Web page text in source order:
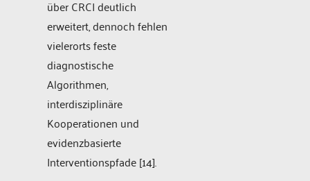
über CRCI deutlich
erweitert, dennoch fehlen
vielerorts feste
diagnostische
Algorithmen,
interdisziplinäre
Kooperationen und
evidenzbasierte
Interventionspfade [14].